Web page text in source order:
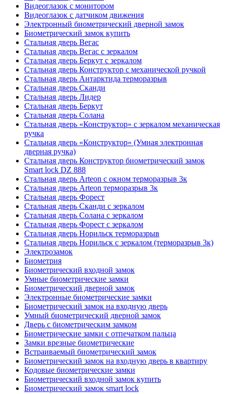
Видеоглазок с монитором
Видеоглазок с датчиком движения
Электронный биометрический дверной замок
Биометрический замок купить
Стальная дверь Вегас
Стальная дверь Вегас с зеркалом
Стальная дверь Беркут с зеркалом
Стальная дверь Конструктор с механической ручкой
Стальная дверь Антарктида терморазрыв
Стальная дверь Сканди
Стальная дверь Лидер
Стальная дверь Беркут
Стальная дверь Солана
Стальная дверь «Конструктор» с зеркалом механическая
ручка
Стальная дверь «Конструктор» (Умная электронная
дверная ручка)
Стальная дверь Конструктор биометрический замок
Smart lock DZ 888
Стальная дверь Arteon с окном терморазрыв 3к
Стальная дверь Arteon терморазрыв 3к
Стальная дверь Форест
Стальная дверь Сканди с зеркалом
Стальная дверь Солана с зеркалом
Стальная дверь Форест с зеркалом
Стальная дверь Норильск терморазрыв
Стальная дверь Норильск с зеркалом (терморазрыв 3к)
Электрозамок
Биометрия
Биометрический входной замок
Умные биометрические замки
Биометрический дверной замок
Электронные биометрические замки
Биометрический замок на входную дверь
Умный биометрический дверной замок
Дверь с биометрическим замком
Биометрические замки с отпечатком пальца
Замки врезные биометрические
Встраиваемый биометрический замок
Биометрический замок на входную дверь в квартиру
Кодовые биометрические замки
Биометрический входной замок купить
Биометрический замок smart lock